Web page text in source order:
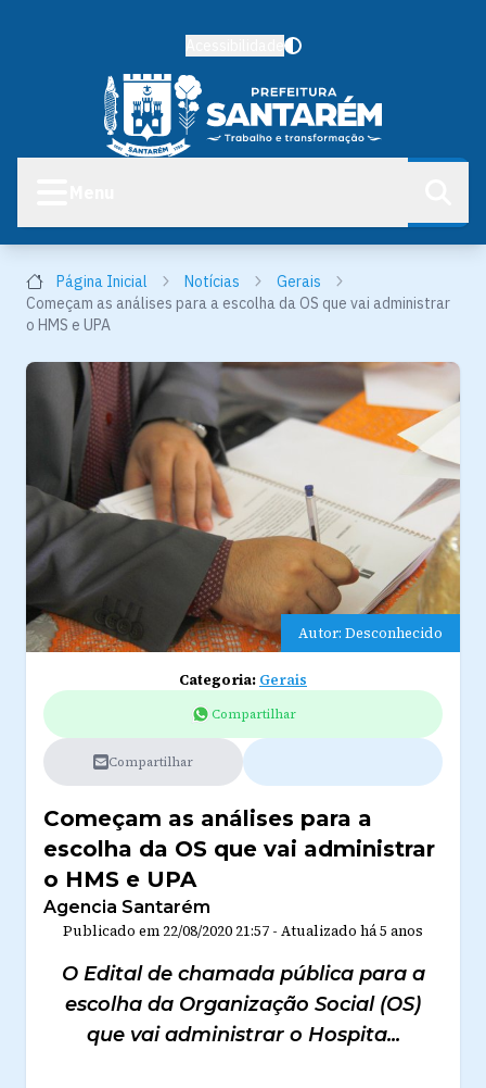
Página Inicial Notícias
Gerais
Começam as análises para a escolha da OS que vai administrar
o HMS e UPA
Autor: Desconhecido
Categoria: Gerais
Compartilhar
Compartilhar
Começam as análises para a
escolha da OS que vai administrar
o HMS e UPA
Agencia Santarém
Publicado em 22/08/2020 21:57 - Atualizado há 5 anos
O Edital de chamada pública para a
escolha da Organização Social (OS)
que vai administrar o Hospita...